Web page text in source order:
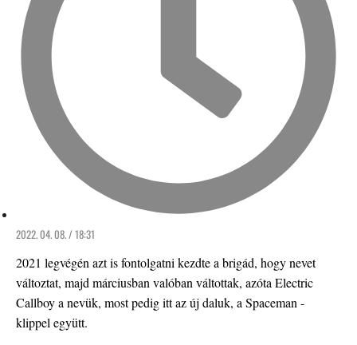
2022. 04. 08. / 18:31
2021 legvégén azt is fontolgatni kezdte a brigád, hogy nevet
változtat, majd márciusban valóban váltottak, azóta Electric
Callboy a nevük, most pedig itt az új daluk, a Spaceman -
klippel együtt.